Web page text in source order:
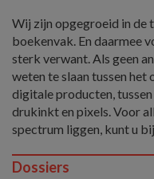
Wij zijn opgegroeid in de
boekenvak. En daarmee
sterk verwant. Als geen
weten te slaan tussen
digitale producten, tussen
drukinkt en pixels. Voor
spectrum liggen, kunt u
Dossiers